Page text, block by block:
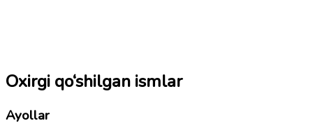
Oxirgi qo‘shilgan ismlar
Ayollar